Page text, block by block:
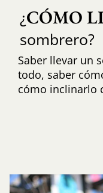
¿CÓMO
sombrero?
Saber llevar un
todo, saber
cómo inclinarlo